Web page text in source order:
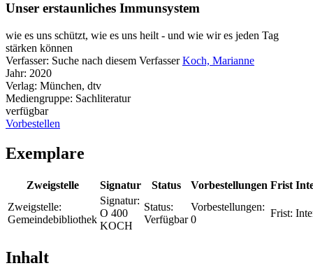
Unser erstaunliches Immunsystem
wie es uns schützt, wie es uns heilt - und wie wir es jeden Tag
stärken können
Verfasser: Suche nach diesem Verfasser Koch, Marianne
Jahr: 2020
Verlag: München, dtv
Mediengruppe: Sachliteratur
verfügbar
Vorbestellen
Exemplare
Zweigstelle Signatur Status Vorbestellungen Frist
Zweigstelle:
Gemeindebibliothek
Signatur:
O 400
KOCH
Status:
Verfügbar
Vorbestellungen:
0
Frist:
Inhalt